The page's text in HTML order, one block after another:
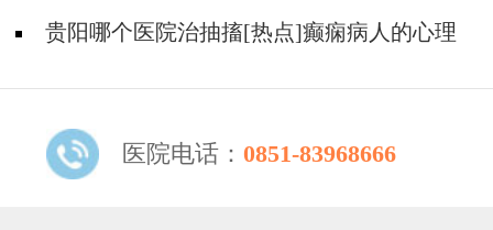
哪些？
贵阳哪个医院治抽搐[热点]癫痫病人的心理
医院电话： 0851-83968666